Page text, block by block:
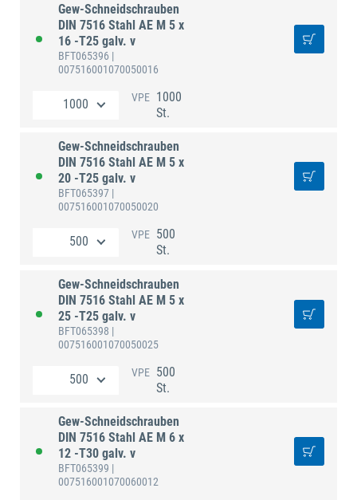
Gew-Schneidschrauben
DIN 7516 Stahl AE M 5 x
16 -T25 galv. v
BFT065396 |
007516001070050016
VPE 1000
St.
Gew-Schneidschrauben
DIN 7516 Stahl AE M 5 x
20 -T25 galv. v
BFT065397 |
007516001070050020
VPE 500
St.
Gew-Schneidschrauben
DIN 7516 Stahl AE M 5 x
25 -T25 galv. v
BFT065398 |
007516001070050025
VPE 500
St.
Gew-Schneidschrauben
DIN 7516 Stahl AE M 6 x
12 -T30 galv. v
BFT065399 |
007516001070060012